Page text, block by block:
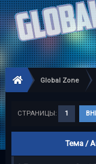
Global Zone
СТРАНИЦЫ: 1
Тема /